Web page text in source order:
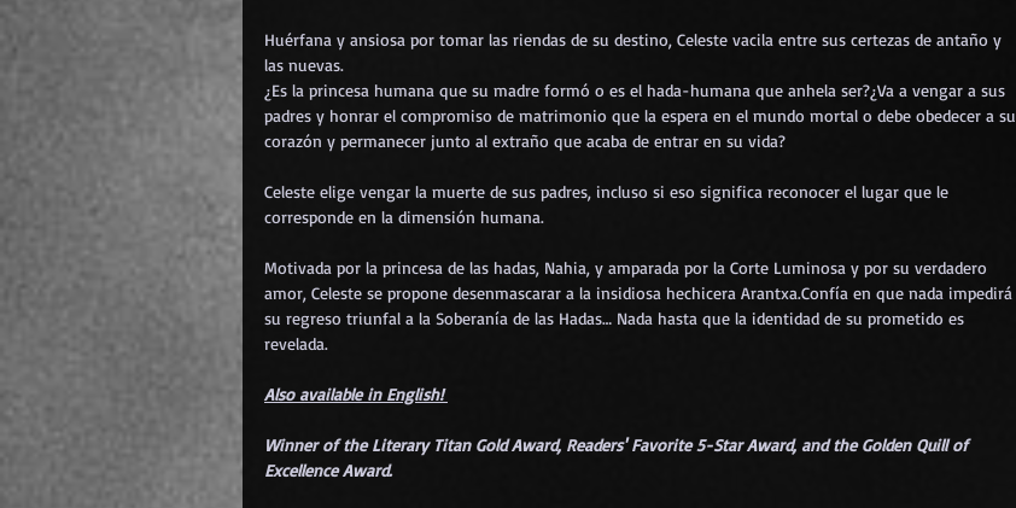
Huérfana y ansiosa por tomar las riendas de su destino, Celeste vacila entre sus certezas de antaño y
las nuevas.
¿Es la princesa humana que su madre formó o es el hada-humana que anhela ser?¿Va a vengar a sus
padres y honrar el compromiso de matrimonio que la espera en el mundo mortal o debe obedecer a su
corazón y permanecer junto al extraño que acaba de entrar en su vida?
Celeste elige vengar la muerte de sus padres, incluso si eso significa reconocer el lugar que le
corresponde en la dimensión humana.
Motivada por la princesa de las hadas, Nahia, y amparada por la Corte Luminosa y por su verdadero
amor, Celeste se propone desenmascarar a la insidiosa hechicera Arantxa.Confía en que nada impedirá
su regreso triunfal a la Soberanía de las Hadas… Nada hasta que la identidad de su prometido es
revelada.
Also available in English!
Winner of the Literary Titan Gold Award, Readers' Favorite 5-Star Award, and the Golden Quill of
Excellence Award.